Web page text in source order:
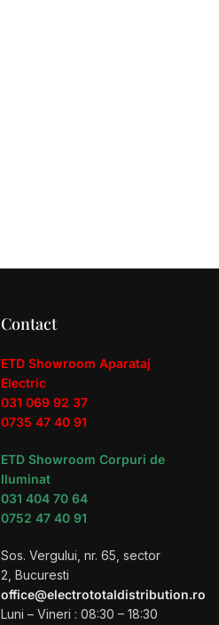
Contact
ETD Showroom Aparataj
Electric
031 069 92 37
0735 47 40 91
ETD Showroom Corpuri de
Iluminat
031 404 70 64
0752 47 40 91
Sos. Vergului, nr. 65, sector
2, Bucuresti
office@electrototaldistribution.ro
Luni – Vineri : 08:30 – 18:30